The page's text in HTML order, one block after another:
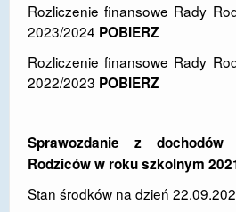
Rozliczenie finansowe Rady
2023/2024 POBIERZ
Rozliczenie finansowe Rady
2022/2023 POBIERZ
Sprawozdanie z
Rodziców w roku szkolnym
Stan środków na dzień